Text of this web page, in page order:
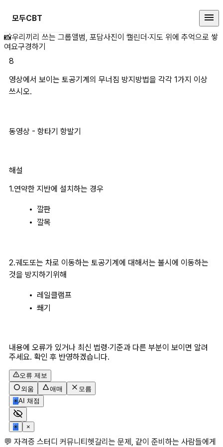
모두CBT
영상에서 보이는 토공기계의 무너
📸우리끼리 쓰는 그룹앨범, 포담사진이 캘린더·지도 위에 추억으로 쌓
여요구경하기
8
영상에서 보이는 토공기계의 무너짐 방지방법을 각각 1가지 이상
쓰시오.
동영상 - 항타기 항발기
해설
1.연약한 지반에 설치하는 경우
깔판
깔목
2.궤도또는 차로 이동하는 토공기계에 대해서는 불시에 이동하는
것을 방지하기위해
레일클램프
쐐기
내용에 오류가 있거나 최신 법령·기준과 다른 부분이 보이면 알려
주세요. 확인 후 반영하겠습니다.
오류 제보
외움
애매
모름
✳AI 채점
✳ ×
💬 자격증 스터디 커뮤니티헷갈리는 문제, 같이 준비하는 사람들에게